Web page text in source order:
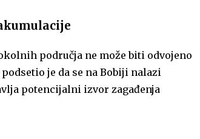
područja ne može biti odvojeno
je da se na Bobiji nalazi
potencijalni izvor zagađenja